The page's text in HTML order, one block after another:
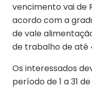
vencimento vai de
acordo com a
de vale
de trabalho de até
Os interessados
período de 1 a 31